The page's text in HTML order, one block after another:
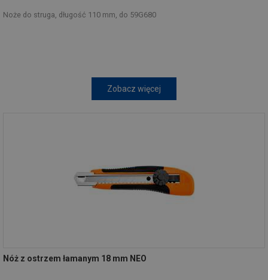
Noże do struga, długość 110 mm, do 59G680
Zobacz więcej
Nóż z ostrzem łamanym 18 mm NEO